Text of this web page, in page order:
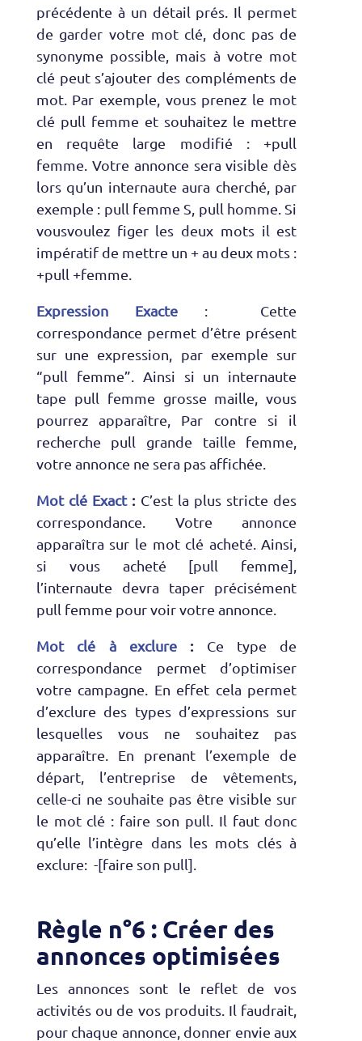
précédente à un détail prés. Il permet
de garder votre mot clé, donc pas de
synonyme possible, mais à votre mot
clé peut s’ajouter des compléments de
mot. Par exemple, vous prenez le mot
clé pull femme et souhaitez le mettre
en requête large modifié : +pull
femme. Votre annonce sera visible dès
lors qu’un internaute aura cherché, par
exemple : pull femme S, pull homme. Si
vousvoulez figer les deux mots il est
impératif de mettre un + au deux mots :
+pull +femme.
Expression Exacte
: Cette
correspondance permet d’être présent
sur une expression, par exemple sur
“pull femme”. Ainsi si un internaute
tape pull femme grosse maille, vous
pourrez apparaître, Par contre si il
recherche pull grande taille femme,
votre annonce ne sera pas affichée.
Mot clé Exact: C’est la plus stricte des
correspondance. Votre annonce
apparaîtra sur le mot clé acheté. Ainsi,
si vous acheté [pull femme],
l’internaute devra taper précisément
pull femme pour voir votre annonce.
Mot clé à exclure: Ce type de
correspondance permet d’optimiser
votre campagne. En effet cela permet
d’exclure des types d’expressions sur
lesquelles vous ne souhaitez pas
apparaître. En prenant l’exemple de
départ, l’entreprise de vêtements,
celle-ci ne souhaite pas être visible sur
le mot clé : faire son pull. Il faut donc
qu’elle l’intègre dans les mots clés à
exclure: -[faire son pull].
Règle n°6 : Créer des
annonces optimisées
Les annonces sont le reflet de vos
activités ou de vos produits. Il faudrait,
pour chaque annonce, donner envie aux